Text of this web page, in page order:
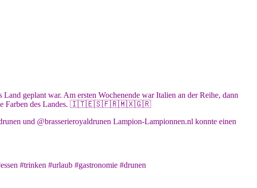
geplant war. Am ersten Wochenende war Italien an der Reihe, dann
die Farben des Landes. 🇮🇹🇪🇸🇫🇷🇲🇽🇬🇷
und @brasserieroyaldrunen Lampion-Lampionnen.nl konnte einen
#trinken #urlaub #gastronomie #drunen